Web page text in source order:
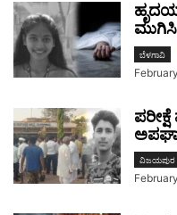
ಬೆಳಗಾವಿ
ವಿಜಯಪುರ